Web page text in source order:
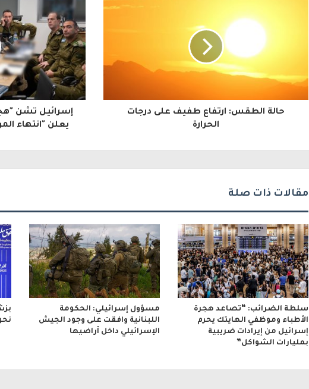
ا
ل
و
ن
ي
حالة الطقس: ارتفاع طفيف على درجات
الحرارة
إسرائيل تشن
يعلن "انتهاء
مقالات ذات صلة
سلطة الضرائب: “تصاعد هجرة
الأطباء وموظفي الهايتك يحرم
إسرائيل من إيرادات ضريبية
بمليارات الشواكل”
مسؤول إسرائيلي: الحكومة
اللبنانية وافقت على وجود الجيش
الإسرائيلي داخل أراضيها